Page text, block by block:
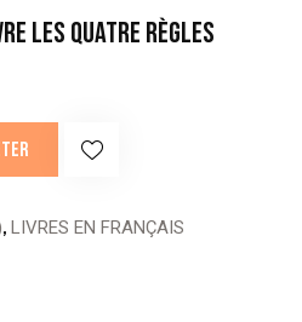
LES QUATRE RÈGLES
,LIVRES EN FRANÇAIS